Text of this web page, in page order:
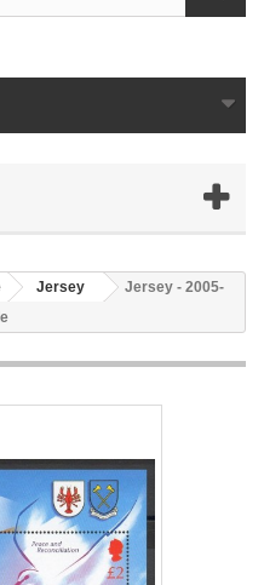
Jersey
Jersey - 2005-